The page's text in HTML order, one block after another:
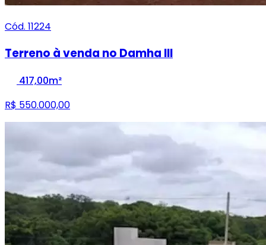
Cód. 11224
Terreno à venda no Damha III
417,00m²
R$ 550.000,00